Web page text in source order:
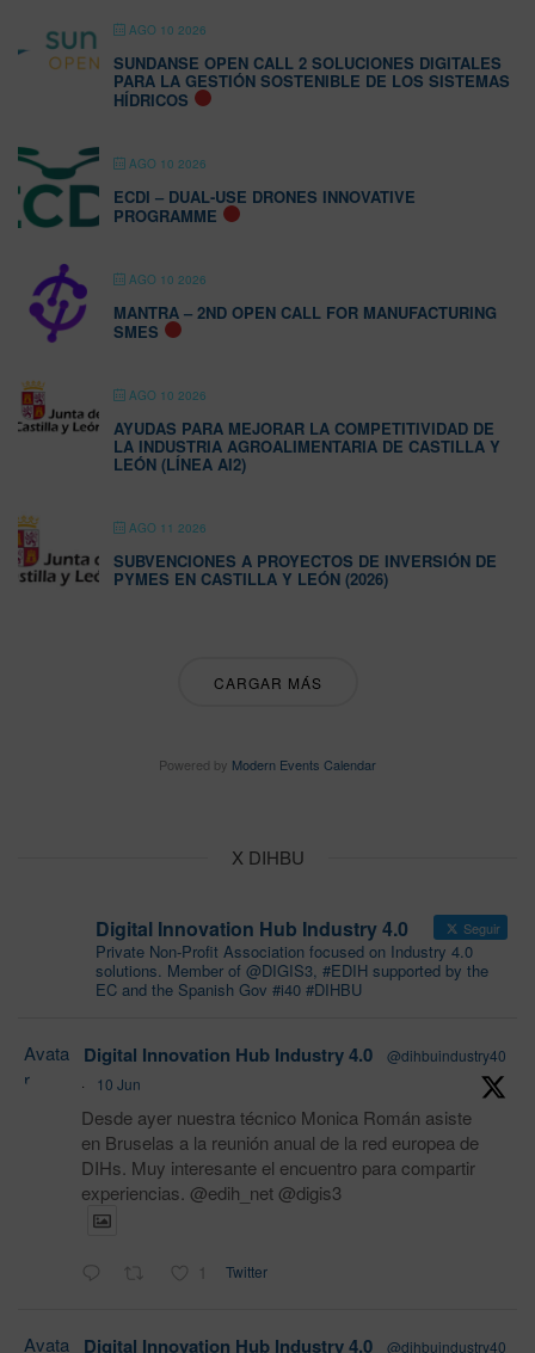
AGO 10 2026
SUNDANSE OPEN CALL 2 SOLUCIONES DIGITALES
PARA LA GESTIÓN SOSTENIBLE DE LOS SISTEMAS
HÍDRICOS
AGO 10 2026
ECDI – DUAL-USE DRONES INNOVATIVE
PROGRAMME
AGO 10 2026
MANTRA – 2ND OPEN CALL FOR MANUFACTURING
SMES
AGO 10 2026
AYUDAS PARA MEJORAR LA COMPETITIVIDAD DE
LA INDUSTRIA AGROALIMENTARIA DE CASTILLA Y
LEÓN (LÍNEA AI2)
AGO 11 2026
SUBVENCIONES A PROYECTOS DE INVERSIÓN DE
PYMES EN CASTILLA Y LEÓN (2026)
CARGAR MÁS
Powered by Modern Events Calendar
X DIHBU
Digital Innovation Hub Industry 4.0 Seguir
Private Non-Profit Association focused on Industry 4.0
solutions. Member of @DIGIS3, #EDIH supported by the
EC and the Spanish Gov #i40 #DIHBU
Avata
r
Digital Innovation Hub Industry 4.0
@dihbuindustry40
·
10 Jun
Desde ayer nuestra técnico Monica Román asiste
en Bruselas a la reunión anual de la red europea de
DIHs. Muy interesante el encuentro para compartir
experiencias. @edih_net @digis3
1 Twitter
Avata
Digital Innovation Hub Industry 4.0
@dihbuindustry40